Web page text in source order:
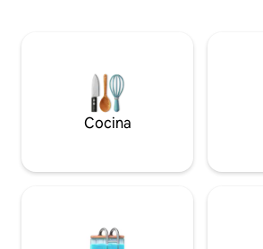
(Castillo Stuart/Royal Dornoch, etc.)
Ubicación ideal para excursiones de un
día a maravillosos lugares de las Tierras
Altas: Loch Ness, NC 500, Isla de Skye,
Cocina